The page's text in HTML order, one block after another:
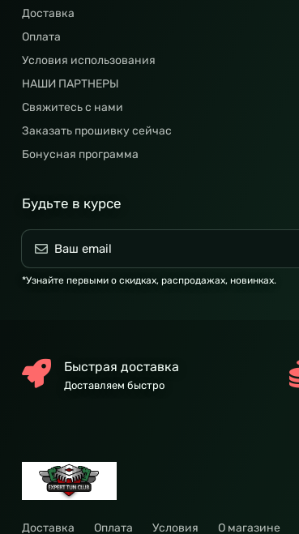
Доставка
Оплата
Условия использования
НАШИ ПАРТНЕРЫ
Свяжитесь с нами
Заказать прошивку сейчас
Бонусная программа
Будьте в курсе
*Узнайте первыми о скидках, распродажах, новинках.
Быстрая доставка
Доставляем быстро
Доставка Оплата Условия О магазине